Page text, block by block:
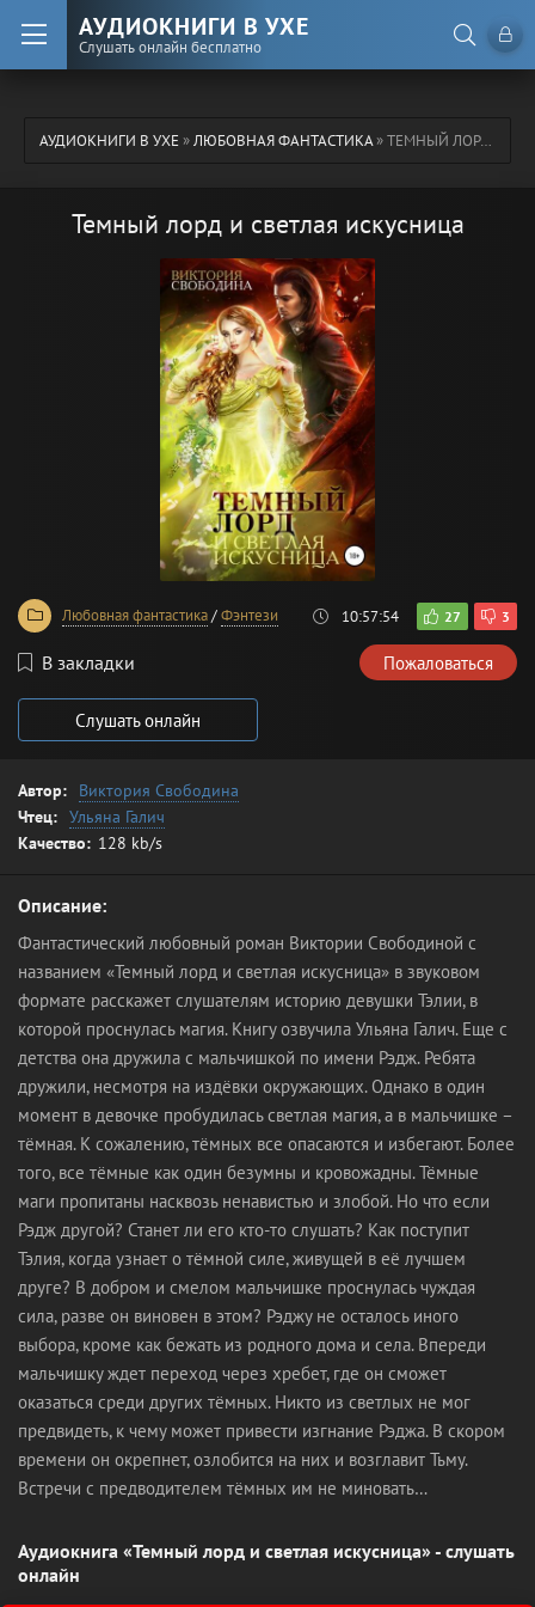
АУДИОКНИГИ В УХЕ
Слушать онлайн бесплатно
АУДИОКНИГИ В УХЕ»ЛЮБОВНАЯ ФАНТАСТИКА» ТЕМНЫЙ ЛОРД И СВЕТЛАЯ ИСКУСНИЦА
Темный лорд и светлая искусница
Любовная фантастика/Фэнтези 10:57:54 27 3
В закладки Пожаловаться
Слушать онлайн
Автор:
Виктория Свободина
Чтец: Ульяна Галич
Качество: 128 kb/s
Описание:
Фантастический любовный роман Виктории Свободиной с
названием «Темный лорд и светлая искусница» в звуковом
формате расскажет слушателям историю девушки Тэлии, в
которой проснулась магия. Книгу озвучила Ульяна Галич. Еще с
детства она дружила с мальчишкой по имени Рэдж. Ребята
дружили, несмотря на издёвки окружающих. Однако в один
момент в девочке пробудилась светлая магия, а в мальчишке –
тёмная. К сожалению, тёмных все опасаются и избегают. Более
того, все тёмные как один безумны и кровожадны. Тёмные
маги пропитаны насквозь ненавистью и злобой. Но что если
Рэдж другой? Станет ли его кто-то слушать? Как поступит
Тэлия, когда узнает о тёмной силе, живущей в её лучшем
друге? В добром и смелом мальчишке проснулась чуждая
сила, разве он виновен в этом? Рэджу не осталось иного
выбора, кроме как бежать из родного дома и села. Впереди
мальчишку ждет переход через хребет, где он сможет
оказаться среди других тёмных. Никто из светлых не мог
предвидеть, к чему может привести изгнание Рэджа. В скором
времени он окрепнет, озлобится на них и возглавит Тьму.
Встречи с предводителем тёмных им не миновать…
Аудиокнига «Темный лорд и светлая искусница» - слушать
онлайн